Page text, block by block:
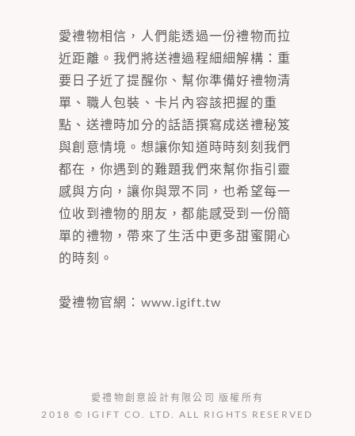
愛禮物相信，人們能透過一份禮物而拉
近距離。我們將送禮過程細細解構：重
要日子近了提醒你、幫你準備好禮物清
單、職人包裝、卡片內容該把握的重
點、送禮時加分的話語撰寫成送禮秘笈
與創意情境。想讓你知道時時刻刻我們
都在，你遇到的難題我們來幫你指引靈
感與方向，讓你與眾不同，也希望每一
位收到禮物的朋友，都能感受到一份簡
單的禮物，帶來了生活中更多甜蜜開心
的時刻。
愛禮物官網： www.igift.tw
愛禮物創意設計有限公司 版權所有
2018 © IGIFT CO. LTD. ALL RIGHTS RESERVED